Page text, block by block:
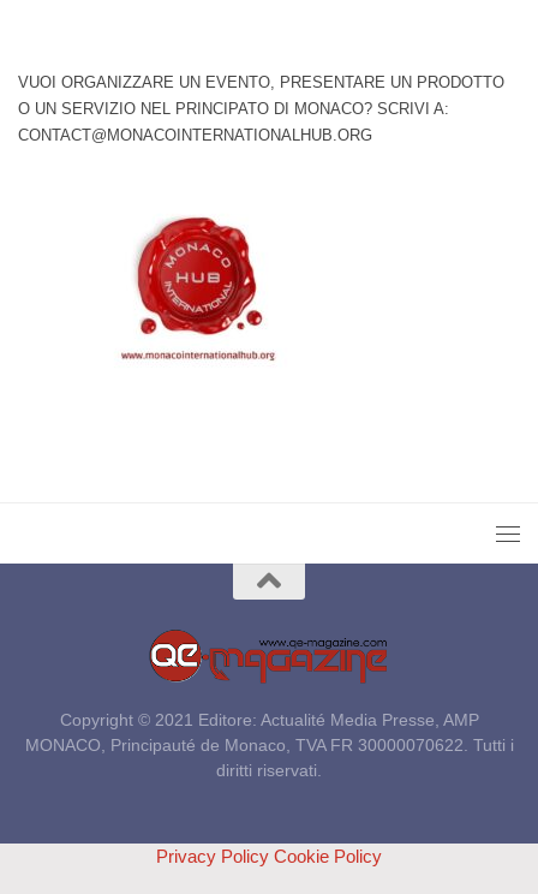
VUOI ORGANIZZARE UN EVENTO, PRESENTARE UN PRODOTTO
O UN SERVIZIO NEL PRINCIPATO DI MONACO? SCRIVI A:
CONTACT@MONACOINTERNATIONALHUB.ORG
Copyright © 2021 Editore: Actualité Media Presse, AMP
MONACO, Principauté de Monaco, TVA FR 30000070622. Tutti i
diritti riservati.
Privacy Policy Cookie Policy